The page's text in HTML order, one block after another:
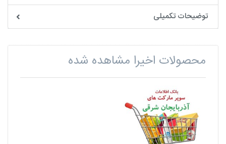
توضیحات تکمیلی
محصولات اخیرا مشاهده شده